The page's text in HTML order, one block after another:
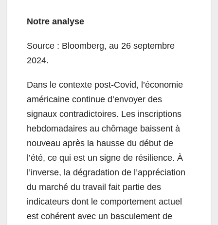
Notre analyse
Source : Bloomberg, au 26 septembre
2024.
Dans le contexte post-Covid, l’économie
américaine continue d’envoyer des
signaux contradictoires. Les inscriptions
hebdomadaires au chômage baissent à
nouveau après la hausse du début de
l’été, ce qui est un signe de résilience. À
l’inverse, la dégradation de l’appréciation
du marché du travail fait partie des
indicateurs dont le comportement actuel
est cohérent avec un basculement de